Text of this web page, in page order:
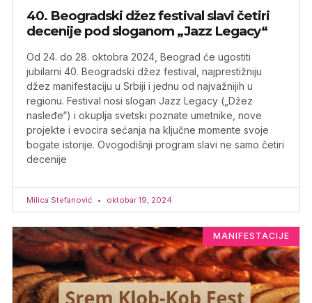
40. Beogradski džez festival slavi četiri
decenije pod sloganom „Jazz Legacy“
Od 24. do 28. oktobra 2024, Beograd će ugostiti
jubilarni 40. Beogradski džez festival, najprestižniju
džez manifestaciju u Srbiji i jednu od najvažnijih u
regionu. Festival nosi slogan Jazz Legacy („Džez
nasleđe“) i okuplja svetski poznate umetnike, nove
projekte i evocira sećanja na ključne momente svoje
bogate istorije. Ovogodišnji program slavi ne samo četiri
decenije
Milica Stefanović oktobar 19, 2024
MANIFESTACIJE